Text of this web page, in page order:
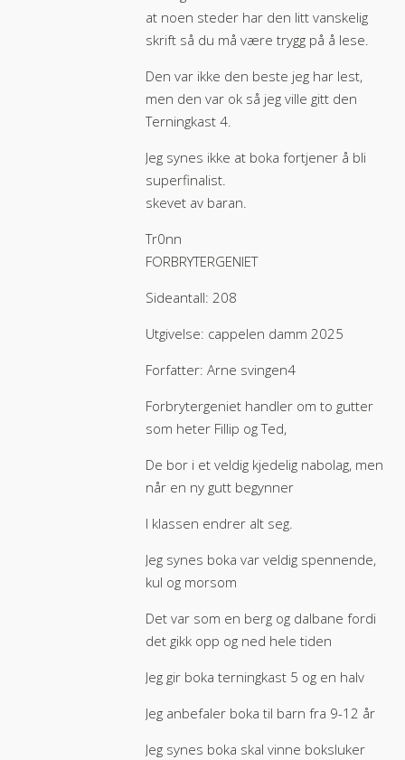
at noen steder har den litt vanskelig
skrift så du må være trygg på å lese.
Den var ikke den beste jeg har lest,
men den var ok så jeg ville gitt den
Terningkast 4.
Jeg synes ikke at boka fortjener å bli
superfinalist.
skevet av baran.
Tr0nn
FORBRYTERGENIET
Sideantall: 208
Utgivelse: cappelen damm 2025
Forfatter: Arne svingen4
Forbrytergeniet handler om to gutter
som heter Fillip og Ted,
De bor i et veldig kjedelig nabolag, men
når en ny gutt begynner
I klassen endrer alt seg.
Jeg synes boka var veldig spennende,
kul og morsom
Det var som en berg og dalbane fordi
det gikk opp og ned hele tiden
Jeg gir boka terningkast 5 og en halv
Jeg anbefaler boka til barn fra 9-12 år
Jeg synes boka skal vinne boksluker